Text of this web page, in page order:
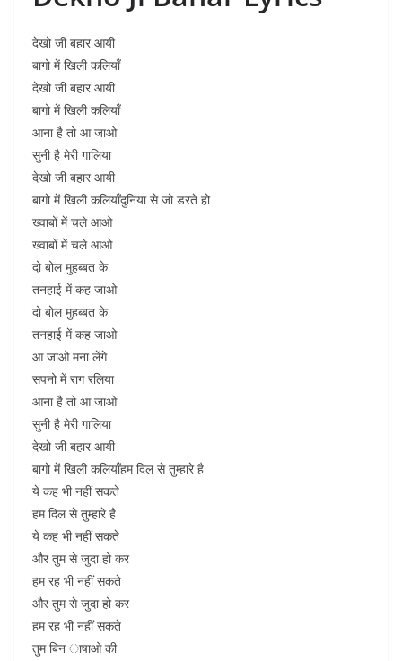
देखो जी बहार आयी
बागो में खिली कलियाँ
देखो जी बहार आयी
बागो में खिली कलियाँ
आना है तो आ जाओ
सुनी है मेरी गालिया
देखो जी बहार आयी
बागो में खिली कलियाँदुनिया से जो डरते हो
ख्वाबों में चले आओ
ख्वाबों में चले आओ
दो बोल मुहब्बत के
तनहाई में कह जाओ
दो बोल मुहब्बत के
तनहाई में कह जाओ
आ जाओ मना लेंगे
सपनो में राग रलिया
आना है तो आ जाओ
सुनी है मेरी गालिया
देखो जी बहार आयी
बागो में खिली कलियाँहम दिल से तुम्हारे है
ये कह भी नहीं सकते
हम दिल से तुम्हारे है
ये कह भी नहीं सकते
और तुम से जुदा हो कर
हम रह भी नहीं सकते
और तुम से जुदा हो कर
हम रह भी नहीं सकते
तुम बिन ाषाओ की